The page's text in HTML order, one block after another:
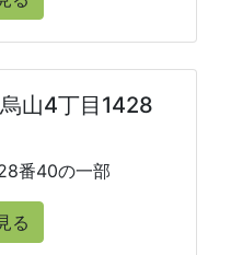
山4丁目1428
番40の一部
る